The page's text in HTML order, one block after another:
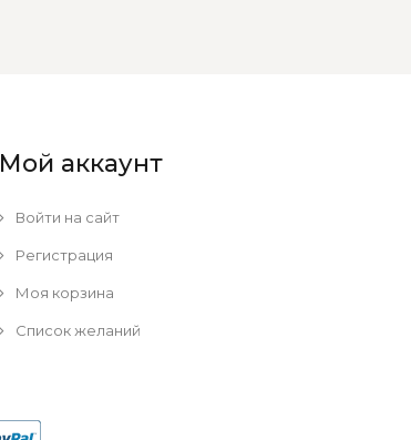
Мой аккаунт
Войти на сайт
Регистрация
Моя корзина
Список желаний